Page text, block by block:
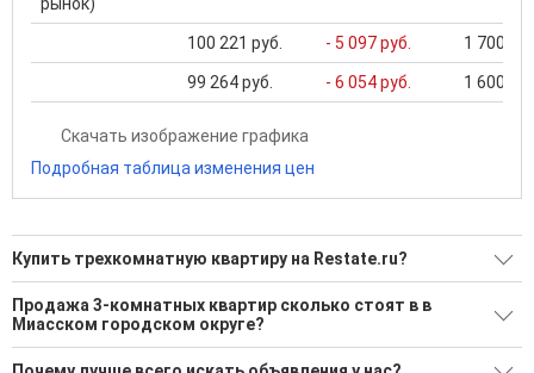
рынок)
100 221 руб. - 5 097 руб. 1 700
99 264 руб. - 6 054 руб. 1 600
Скачать изображение графика
Подробная таблица изменения цен
Купить трехкомнатную квартиру на Restate.ru?
Ищите, как Купить трехкомнатную квартиру?
28 актуальных и проверенных объявлений
Продажа 3-комнатных квартир сколько стоят в в
Миасском городском округе?
Минимальная цена: 2 700 000 Р. Максимальная цена: 10 783